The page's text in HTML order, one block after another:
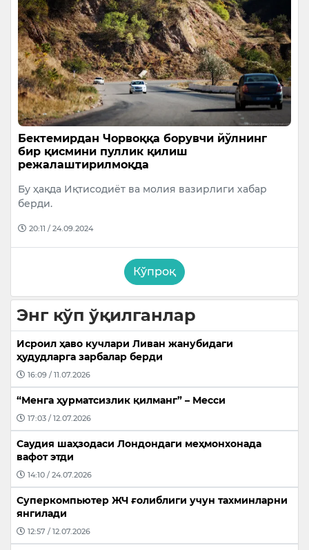
Бектемирдан Чорвоққа борувчи йўлнинг
бир қисмини пуллик қилиш
режалаштирилмоқда
Бу ҳақда Иқтисодиёт ва молия вазирлиги хабар
берди.
20:11 / 24.09.2024
Кўпроқ
Энг кўп ўқилганлар
Исроил ҳаво кучлари Ливан жанубидаги
ҳудудларга зарбалар берди
16:09 / 11.07.2026
“Менга ҳурматсизлик қилманг” – Месси
17:03 / 12.07.2026
Саудия шаҳзодаси Лондондаги меҳмонхонада
вафот этди
14:10 / 24.07.2026
Суперкомпьютер ЖЧ ғолиблиги учун тахминларни
янгилади
12:57 / 12.07.2026